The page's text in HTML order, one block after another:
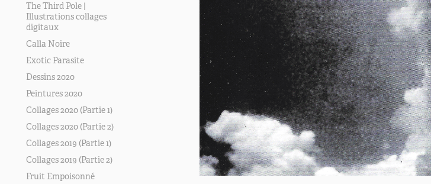
The Third Pole |
Illustrations collages
digitaux
Calla Noire
Exotic Parasite
Dessins 2020
Peintures 2020
Collages 2020 (Partie 1)
Collages 2020 (Partie 2)
Collages 2019 (Partie 1)
Collages 2019 (Partie 2)
Fruit Empoisonné